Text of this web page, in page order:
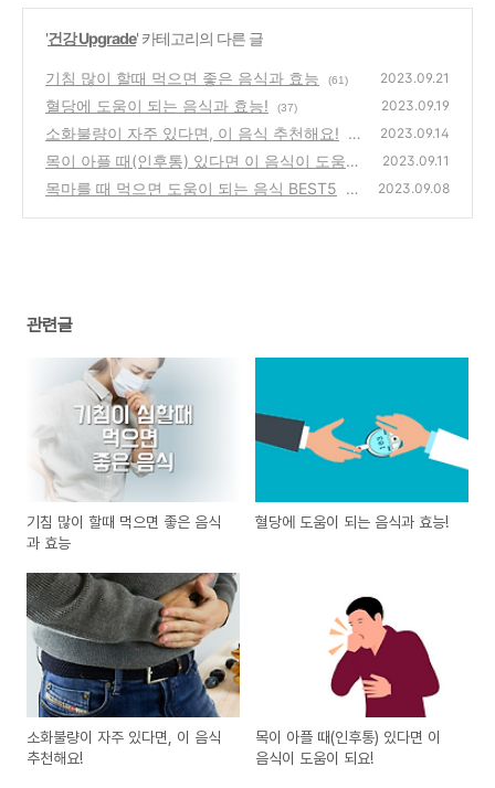
'건강 Upgrade' 카테고리의 다른 글
기침 많이 할때 먹으면 좋은 음식과 효능 (61) 2023.09.21
혈당에 도움이 되는 음식과 효능! (37) 2023.09.19
소화불량이 자주 있다면, 이 음식 추천해요!
(4
6)
2023.09.14
목이 아플 때(인후통) 있다면 이 음식이 도움이
되요!
(46)
2023.09.11
목마를 때 먹으면 도움이 되는 음식 BEST5
(1
2023.09.08
관련글
기침 많이 할때 먹으면 좋은 음식
과 효능
혈당에 도움이 되는 음식과 효능!
소화불량이 자주 있다면, 이 음식
추천해요!
목이 아플 때(인후통) 있다면 이
음식이 도움이 되요!